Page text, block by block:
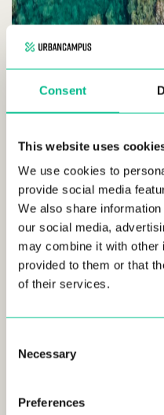
Consent
This website uses
We use cookies to
provide social media
We also share
our social media,
may combine it with other
provided to them or that
of their services.
Selection
Necessary
Preferences
nouvelle résidence familiale
mer
également à proximité du
espaces verts et d’un lac
offre le meilleur de la
marchés animés, de cafés
délicieuse cuisine
Les moyens de transport
La résidence Sainte-Anne
directement au centre-
de bus, des pistes